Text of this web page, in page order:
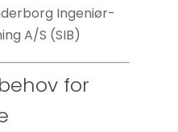
Ingeniør-
A/S (SIB)
for